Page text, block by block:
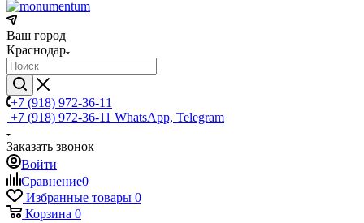
Ваш город
Краснодар
+7 (918) 972-36-11
+7 (918) 972-36-11 WhatsApp, Telegram
Заказать звонок
Войти
Сравнение0
Избранные товары 0
Корзина 0